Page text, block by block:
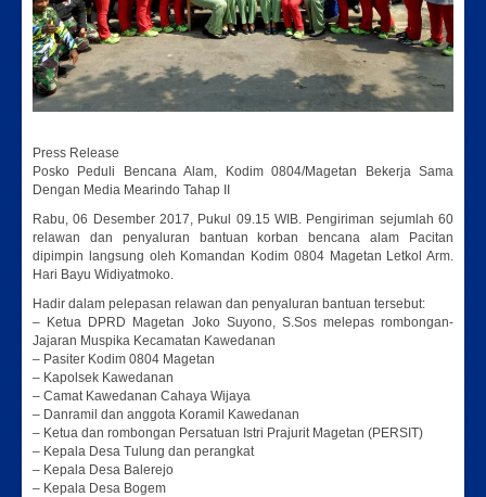
Press Release
Posko Peduli Bencana Alam, Kodim 0804/Magetan Bekerja Sama
Dengan Media Mearindo Tahap II
Rabu, 06 Desember 2017, Pukul 09.15 WIB. Pengiriman sejumlah 60
relawan dan penyaluran bantuan korban bencana alam Pacitan
dipimpin langsung oleh Komandan Kodim 0804 Magetan Letkol Arm.
Hari Bayu Widiyatmoko.
Hadir dalam pelepasan relawan dan penyaluran bantuan tersebut:
– Ketua DPRD Magetan Joko Suyono, S.Sos melepas rombongan-
Jajaran Muspika Kecamatan Kawedanan
– Pasiter Kodim 0804 Magetan
– Kapolsek Kawedanan
– Camat Kawedanan Cahaya Wijaya
– Danramil dan anggota Koramil Kawedanan
– Ketua dan rombongan Persatuan Istri Prajurit Magetan (PERSIT)
– Kepala Desa Tulung dan perangkat
– Kepala Desa Balerejo
– Kepala Desa Bogem